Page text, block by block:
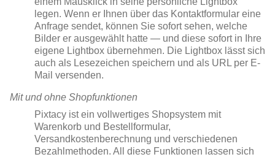
legen. Wenn er Ihnen über das Kontaktformular eine
Anfrage sendet, können Sie sofort sehen, welche
Bilder er ausgewählt hatte — und diese sofort in Ihre
eigene Lightbox übernehmen. Die Lightbox lässt sich
auch als Lesezeichen speichern und als URL per E-
Mail versenden.
Mit und ohne Shopfunktionen
Pixtacy ist ein vollwertiges Shopsystem mit
Warenkorb und Bestellformular,
Versandkostenberechnung und verschiedenen
Bezahlmethoden. All diese Funktionen lassen sich